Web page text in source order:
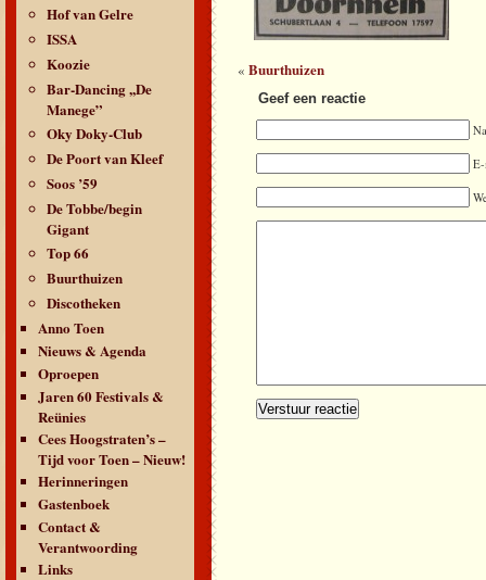
Hof van Gelre
ISSA
Koozie
Bar-Dancing ,,De
Manege”
Oky Doky-Club
De Poort van Kleef
Soos ’59
De Tobbe/begin
Gigant
Top 66
Buurthuizen
Discotheken
Anno Toen
Nieuws & Agenda
Oproepen
Jaren 60 Festivals &
Reünies
Cees Hoogstraten’s –
Tijd voor Toen – Nieuw!
Herinneringen
Gastenboek
Contact &
Verantwoording
Links
«Buurthuizen
Geef een reactie